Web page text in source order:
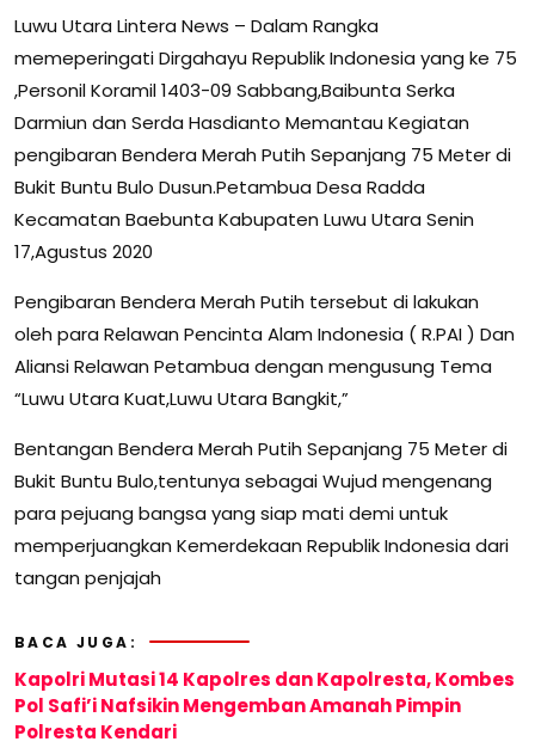
Luwu Utara Lintera News – Dalam Rangka
memeperingati Dirgahayu Republik Indonesia yang ke 75
,Personil Koramil 1403-09 Sabbang,Baibunta Serka
Darmiun dan Serda Hasdianto Memantau Kegiatan
pengibaran Bendera Merah Putih Sepanjang 75 Meter di
Bukit Buntu Bulo Dusun.Petambua Desa Radda
Kecamatan Baebunta Kabupaten Luwu Utara Senin
17,Agustus 2020
Pengibaran Bendera Merah Putih tersebut di lakukan
oleh para Relawan Pencinta Alam Indonesia ( R.PAI ) Dan
Aliansi Relawan Petambua dengan mengusung Tema
“Luwu Utara Kuat,Luwu Utara Bangkit,”
Bentangan Bendera Merah Putih Sepanjang 75 Meter di
Bukit Buntu Bulo,tentunya sebagai Wujud mengenang
para pejuang bangsa yang siap mati demi untuk
memperjuangkan Kemerdekaan Republik Indonesia dari
tangan penjajah
BACA JUGA:
Kapolri Mutasi 14 Kapolres dan Kapolresta, Kombes
Pol Safi’i Nafsikin Mengemban Amanah Pimpin
Polresta Kendari